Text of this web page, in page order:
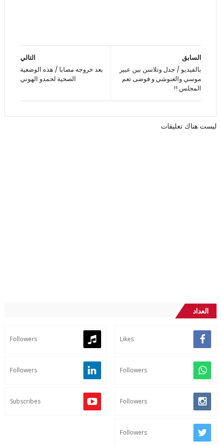
التالي
بعد خروجه مصابا / هذه الوضعية
الصحية لحمدو الهوني
السابق
بالفيديو / جدل وتلاسن بين عبير
موسي والغنوشي و فوضى تعم
المجلس !!
ليست هناك تعليقات
العداد
Likes
Followers
Followers
Followers
Followers
Subscribes
Followers